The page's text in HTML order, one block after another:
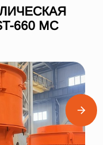
660 МC